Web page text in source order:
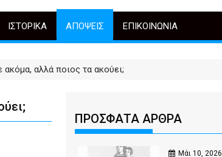
ΙΣΤΟΡΙΚΆ ΑΠΌΨΕΙΣ ΕΠΙΚΟΙΝΩΝΊΑ
αλλά ποιος τα ακούει;
ΠΡΟΣΦΑΤΑ ΑΡΘΡΑ
Μάι 10, 2026